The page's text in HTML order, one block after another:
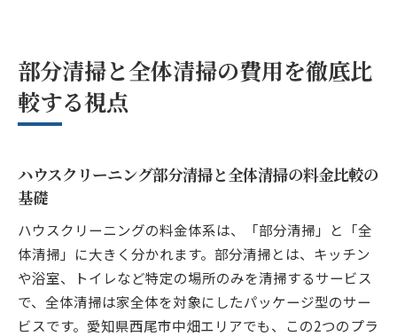
部分清掃と全体清掃の費用を徹底比
較する視点
ハウスクリーニング部分清掃と全体清掃の料金比較の
基礎
ハウスクリーニングの料金体系は、「部分清掃」と「全
体清掃」に大きく分かれます。部分清掃とは、キッチン
や浴室、トイレなど特定の場所のみを清掃するサービス
で、全体清掃は家全体を対象にしたパッケージ型のサー
ビスです。愛知県西尾市中畑エリアでも、この2つのプラ